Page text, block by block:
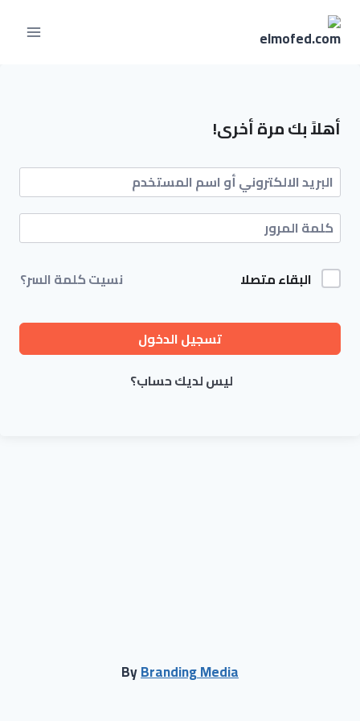
التجاوز
أهلاً بك مرة أخرى!
البقاء متصلا نسيت كلمة السر؟
تسجيل الدخول
ليس لديك حساب؟
ByBranding Media